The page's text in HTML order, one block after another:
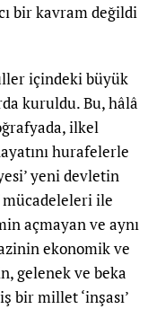
bir kavram değildi
içindeki büyük
kuruldu. Bu, hâlâ
ilkel
hurafelerle
yeni devletin
mücadeleleri ile
açmayan ve aynı
ekonomik ve
gelenek ve beka
bir millet ‘inşası’